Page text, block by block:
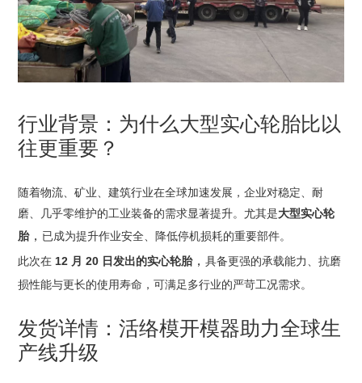
年
12
月
日
发
海
外，
将
如
何
强
化
行业背景：为什么大型实心轮胎比以
往更重要？
随着物流、矿业、建筑行业在全球加速发展，企业对稳定、耐
磨、几乎零维护的工业装备的需求显著提升。尤其是大型实心轮
胎， 已成为提升作业安全、降低停机损耗的重要部件。
此次在12 月 20 日发出的实心轮胎，具备更强的承载能力、抗磨
损性能与更长的使用寿命，可满足多行业的严苛工况需求。
发货详情：活络模开模器助力全球生
产线升级